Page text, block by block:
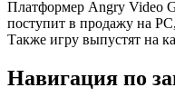
Платформер Angry Video
поступит в продажу на
Также игру выпустят на
Навигация по